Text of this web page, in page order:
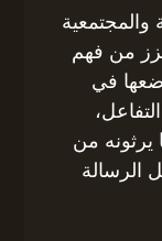
والمجتمعية
من فهم
في
يرثونه من
الرسالة